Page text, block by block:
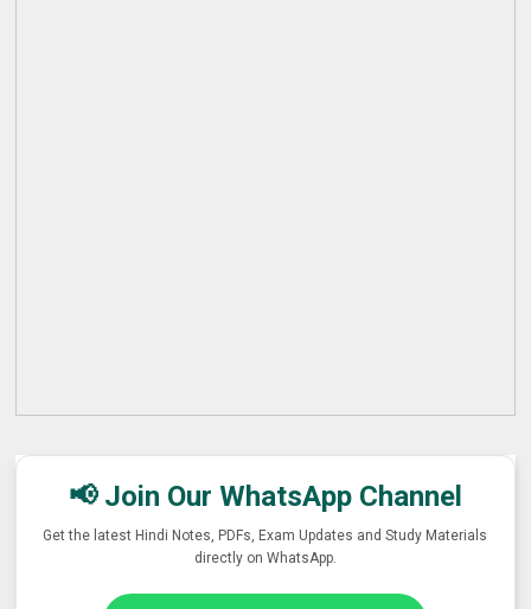
📢 Join Our WhatsApp Channel
Get the latest Hindi Notes, PDFs, Exam Updates and Study Materials
directly on WhatsApp.